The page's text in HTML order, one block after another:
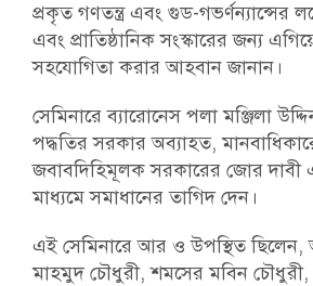
প্রকৃত গণতন্ত্র এবং গুড-গভর্ণন্যান্সের
এবং প্রাতিষ্ঠানিক সংস্কারের জন্য
সহযোগিতা করার আহবান জানান।
সেমিনারে ব্যারোনেস পলা মঞ্জিলা
পদ্ধতির সরকার অব্যাহত,
জবাবদিহিমূলক সরকারের জোর দাবী
মাধ্যমে সমাধানের তাগিদ দেন।
এই সেমিনারে আর ও উপস্থিত
মাহমুদ চৌধুরী, শমসের মবিন চৌধুরী,